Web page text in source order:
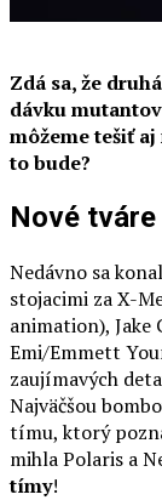
Zdá sa, že
dávku
môžeme tešiť
to bude?
Nové
Nedávno sa
stojacimi za X-
animation), Jake
Emi/Emmett
zaujímavých
Najväčšou
tímu, ktorý
mihla Polaris a
tímy!